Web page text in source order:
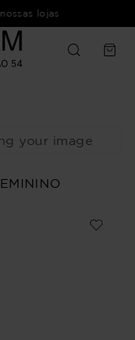
lojas
your image